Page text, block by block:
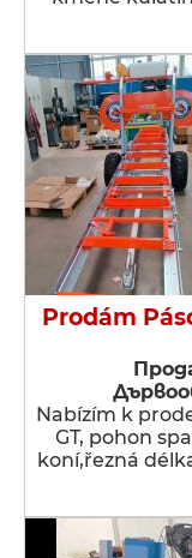
Prodám
Nabízím k
GT, pohon
koní,řezná